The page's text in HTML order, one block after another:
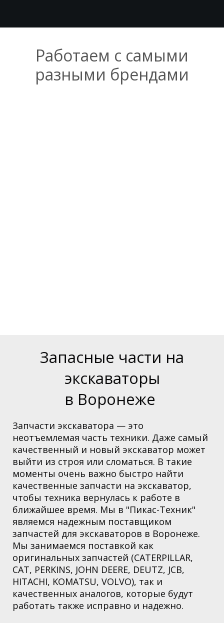
Работаем с самыми
разными брендами
Запасные части на
экскаваторы
в Воронеже
Запчасти экскаватора — это
неотъемлемая часть техники. Даже самый
качественный и новый экскаватор может
выйти из строя или сломаться. В такие
моменты очень важно быстро найти
качественные запчасти на экскаватор,
чтобы техника вернулась к работе в
ближайшее время. Мы в "Пикас-Техник"
являемся надежным поставщиком
запчастей для экскаваторов в Воронеже.
Мы занимаемся поставкой как
оригинальных запчастей (CATERPILLAR,
CAT, PERKINS, JOHN DEERE, DEUTZ, JCB,
HITACHI, KOMATSU, VOLVO), так и
качественных аналогов, которые будут
работать также исправно и надежно.